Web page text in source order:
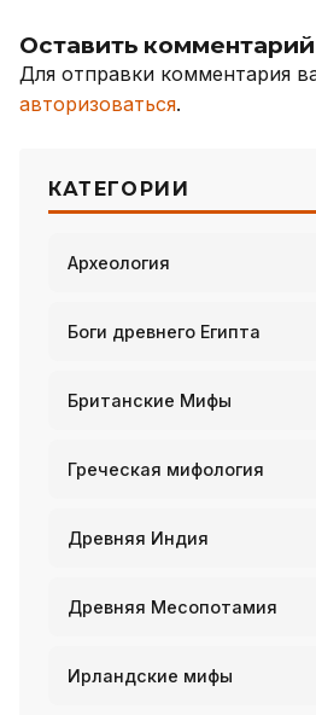
Оставить комментарий
Для отправки комментария
авторизоваться.
КАТЕГОРИИ
Археология
Боги древнего Египта
Британские Мифы
Греческая мифология
Древняя Индия
Древняя Месопотамия
Ирландские мифы